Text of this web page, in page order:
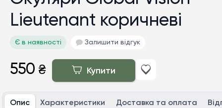
Lieutenant коричневі
Є в наявності Залишити відгук
550 ₴ Купити
Опис Характеристики Доставка та оплата